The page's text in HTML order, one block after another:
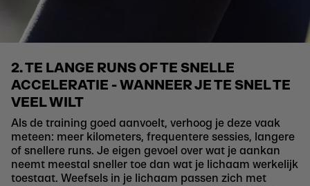
2. TE LANGE RUNS OF TE SNELLE
ACCELERATIE - WANNEER JE TE SNEL TE
VEEL WILT
Als de training goed aanvoelt, verhoog je deze vaak
meteen: meer kilometers, frequentere sessies, langere
of snellere runs. Je eigen gevoel over wat je aankan
neemt meestal sneller toe dan wat je lichaam werkelijk
toestaat. Weefsels in je lichaam passen zich met